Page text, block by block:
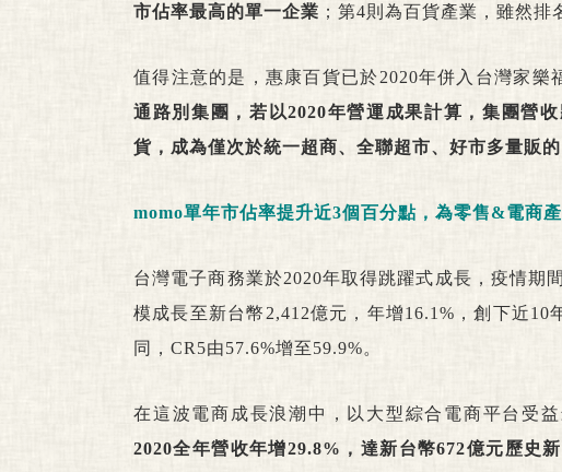
市佔率最高的單一企業 ；第4則為百貨產業，雖然排
值得注意的是，惠康百貨已於2020年併入台灣家樂
通路別集團，若以2020年營運成果計算，集團營
貨，成為僅次於統一超商、全聯超市、好市多量販
momo單年市佔率提升近3個百分點，為零售&電商
台灣電子商務業於2020年取得跳躍式成長，疫情期
模成長至新台幣2,412億元，年增16.1%，創下近
同，CR5由57.6%增至59.9%。
在這波電商成長浪潮中，以大型綜合電商平台受
2020全年營收年增29.8%，達新台幣672億元歷史